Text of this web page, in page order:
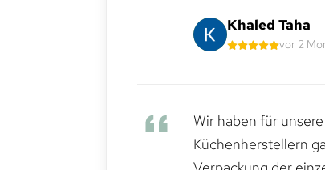
Khaled Taha
vor 2
Wir haben für
Küchenherstellern